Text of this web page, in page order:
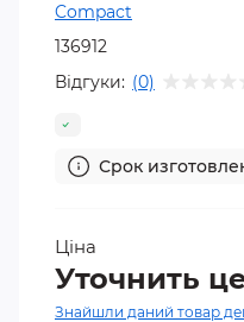
Compact
136912
Відгуки: (0)
Срок
Ціна
Уточнить
Знайшли даний товар